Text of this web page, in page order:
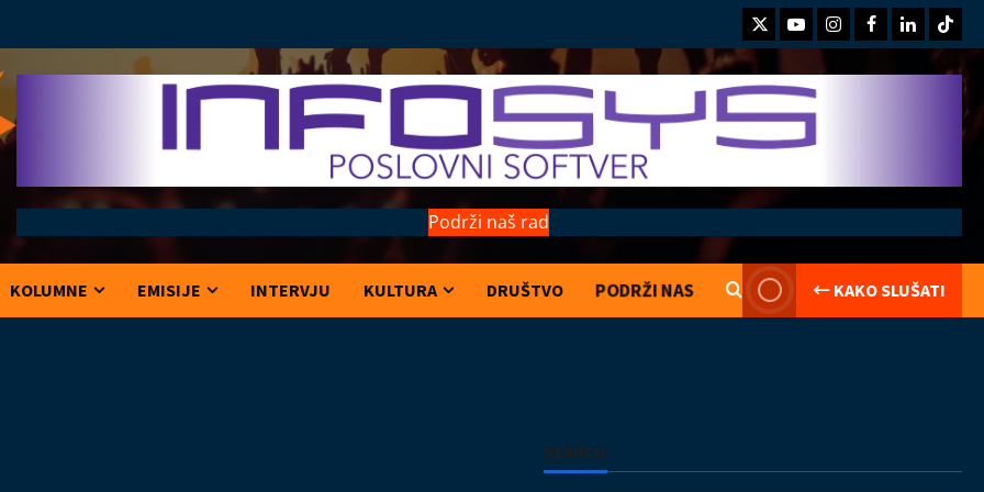
TwitterYoutubeInstagramFacebook
LinkedIn
Podrži naš rad
KOLUMNE EMISIJE INTERVJU KULTURA DRUŠTVO PODRŽI NAS ← KAKO SLUŠATI
SEARCH
Introverzum ponovo osvojio Svemirski